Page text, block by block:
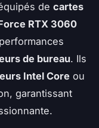
de cartes
RTX 3060
de bureau. Ils
Intel Core ou
garantissant